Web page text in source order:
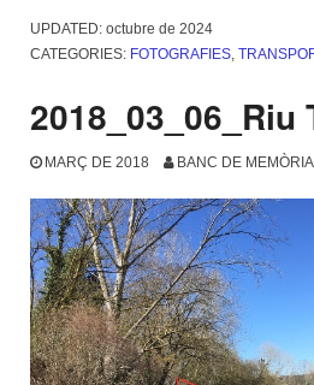
UPDATED: octubre de 2024
CATEGORIES: FOTOGRAFIES,
2018_03_06_Riu
MARÇ DE 2018 BANC DE